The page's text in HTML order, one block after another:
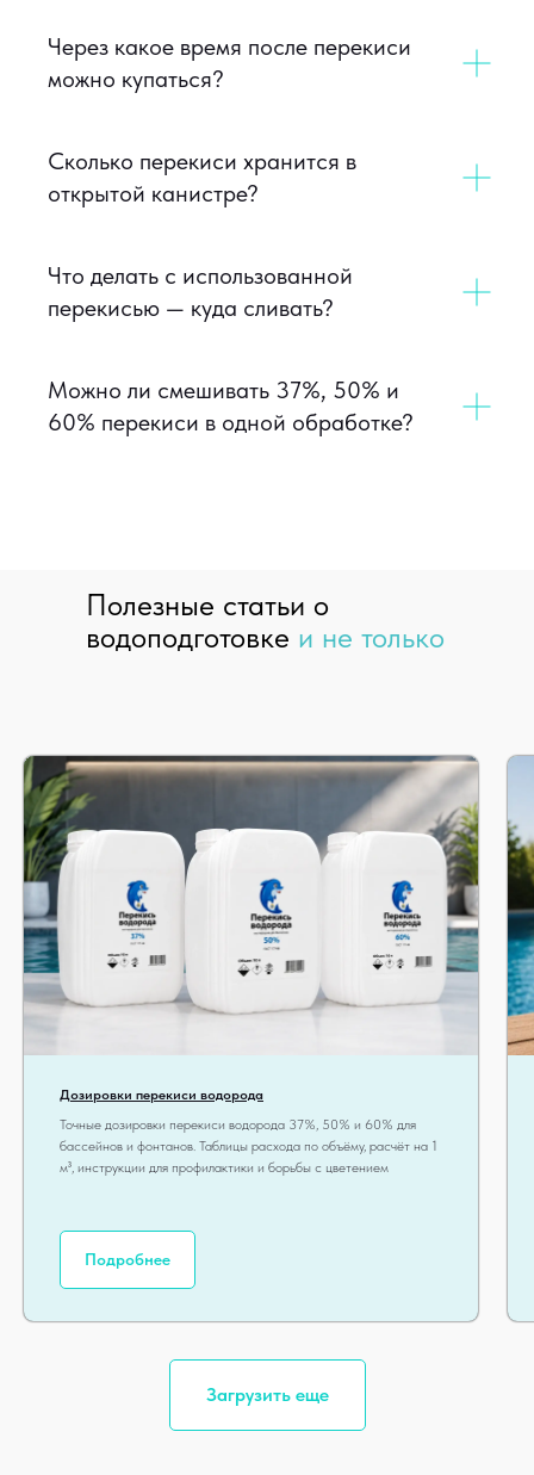
Через какое время после перекиси
можно купаться?
Сколько перекиси хранится в
открытой канистре?
Что делать с использованной
перекисью — куда сливать?
Можно ли смешивать 37%, 50% и
60% перекиси в одной обработке?
Полезные статьи о
водоподготовке и не только
Дозировки перекиси водорода
Точные дозировки перекиси водорода 37%, 50% и 60% для
бассейнов и фонтанов. Таблицы расхода по объёму, расчёт на 1
м³, инструкции для профилактики и борьбы с цветением
Подробнее
Загрузить еще